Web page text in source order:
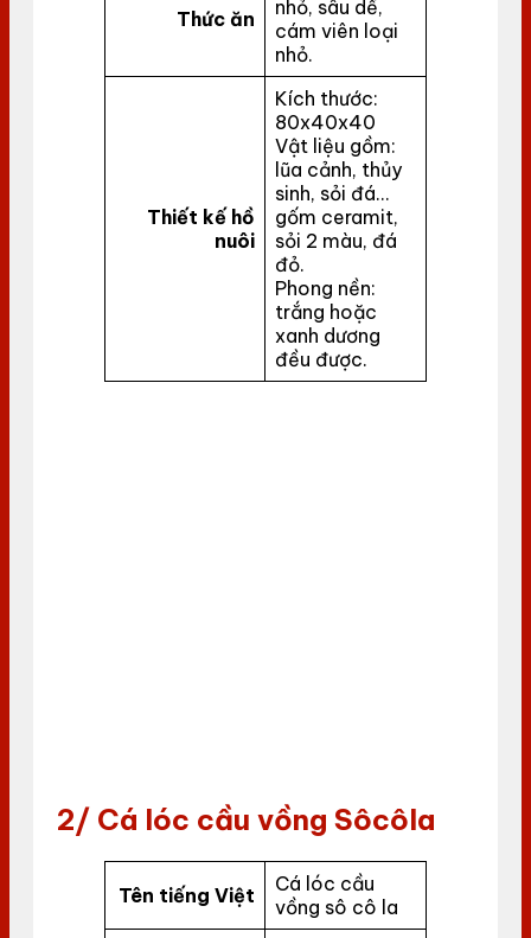
Thức ăn
nhỏ, sâu dế,
cám viên loại
nhỏ.
Thiết kế hồ
nuôi
Kích thước:
80x40x40
Vật liệu gồm:
lũa cảnh, thủy
sinh, sỏi đá…
gốm ceramit,
sỏi 2 màu, đá
đỏ.
Phong nền:
trắng hoặc
xanh dương
đều được.
2/ Cá lóc cầu vồng Sôcôla
Tên tiếng Việt
Cá lóc cầu
vồng sô cô la